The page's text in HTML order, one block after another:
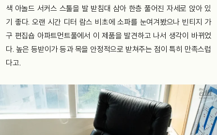
색 아놀드 서커스 스툴을 발 받침대 삼아 한층 풀어진 자세로 앉아 있
기 좋다. 오랜 시간 디터 람스 비초에 소파를 눈여겨봤으나 빈티지 가
구 편집숍 아파트먼트풀에서 이 제품을 발견하고 나서 생각이 바뀌었
다. 높은 등받이가 등과 목을 안정적으로 받쳐주는 점이 특히 만족스럽
다고.